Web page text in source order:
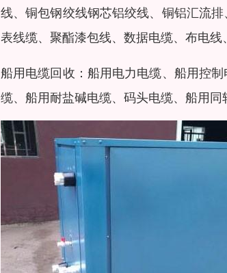
线、铜包钢绞线钢芯铝绞线、铜铝汇流
表线缆、聚酯漆包线、数据电缆、布电线
船用电缆回收：船用电力电缆、船用控
缆、船用耐盐碱电缆、码头电缆、船用同